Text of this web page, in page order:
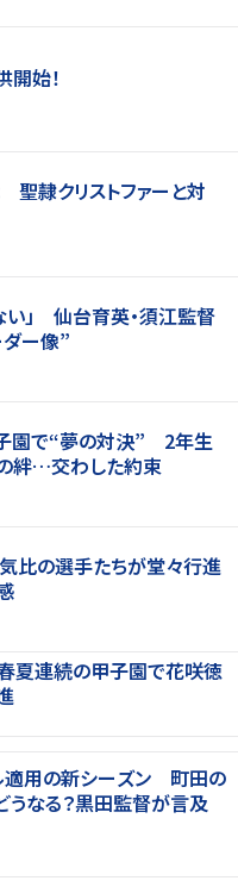
始！
隷クリストファーと対
い」 仙台育英・須江監督
ー像”
子園で“夢の対決” 2年生
絆…交わした約束
比の選手たちが堂々行進
夏連続の甲子園で花咲徳
適用の新シーズン 町田の
うなる？黒田監督が言及